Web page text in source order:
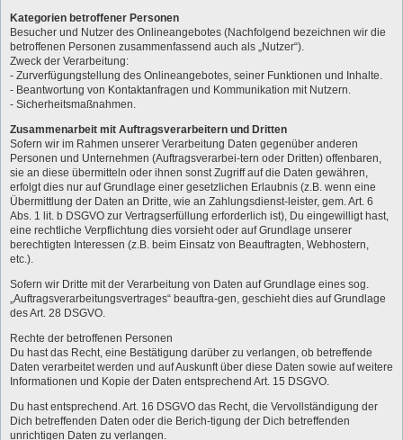
Kategorien betroffener Personen
Besucher und Nutzer des Onlineangebotes (Nachfolgend bezeichnen wir die
betroffenen Personen zusammenfassend auch als „Nutzer“).
Zweck der Verarbeitung:
- Zurverfügungstellung des Onlineangebotes, seiner Funktionen und Inhalte.
- Beantwortung von Kontaktanfragen und Kommunikation mit Nutzern.
- Sicherheitsmaßnahmen.
Zusammenarbeit mit Auftragsverarbeitern und Dritten
Sofern wir im Rahmen unserer Verarbeitung Daten gegenüber anderen
Personen und Unternehmen (Auftragsverarbei-tern oder Dritten) offenbaren,
sie an diese übermitteln oder ihnen sonst Zugriff auf die Daten gewähren,
erfolgt dies nur auf Grundlage einer gesetzlichen Erlaubnis (z.B. wenn eine
Übermittlung der Daten an Dritte, wie an Zahlungsdienst-leister, gem. Art. 6
Abs. 1 lit. b DSGVO zur Vertragserfüllung erforderlich ist), Du eingewilligt hast,
eine rechtliche Verpflichtung dies vorsieht oder auf Grundlage unserer
berechtigten Interessen (z.B. beim Einsatz von Beauftragten, Webhostern,
etc.).
Sofern wir Dritte mit der Verarbeitung von Daten auf Grundlage eines sog.
„Auftragsverarbeitungsvertrages“ beauftra-gen, geschieht dies auf Grundlage
des Art. 28 DSGVO.
Rechte der betroffenen Personen
Du hast das Recht, eine Bestätigung darüber zu verlangen, ob betreffende
Daten verarbeitet werden und auf Auskunft über diese Daten sowie auf weitere
Informationen und Kopie der Daten entsprechend Art. 15 DSGVO.
Du hast entsprechend. Art. 16 DSGVO das Recht, die Vervollständigung der
Dich betreffenden Daten oder die Berich-tigung der Dich betreffenden
unrichtigen Daten zu verlangen.